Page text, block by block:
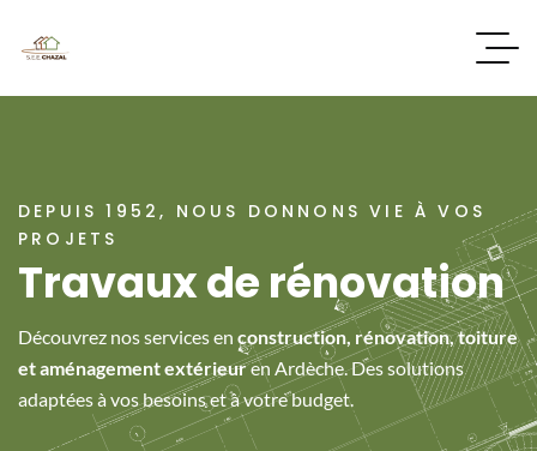
DEPUIS 1952, NOUS DONNONS VIE À VOS
PROJETS
Travaux de rénovation
Découvrez nos services en construction, rénovation, toiture
et aménagement extérieuren Ardèche. Des solutions
adaptées à vos besoins et à votre budget.